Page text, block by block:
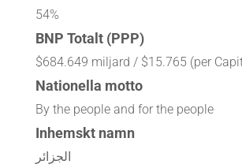
54%
BNP Totalt (PPP)
$684.649 miljard / $15.765 (per
Nationella motto
By the people and for the people
Inhemskt namn
الجزائر